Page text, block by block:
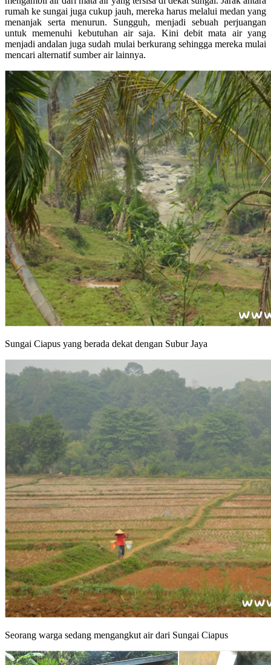
rumah ke sungai juga cukup jauh, mereka harus melalui medan yang
menanjak serta menurun. Sungguh, menjadi sebuah perjuangan
untuk memenuhi kebutuhan air saja. Kini debit mata air yang
menjadi andalan juga sudah mulai berkurang sehingga mereka mulai
mencari alternatif sumber air lainnya.
Sungai Ciapus yang berada dekat dengan Subur Jaya
Seorang warga sedang mengangkut air dari Sungai Ciapus